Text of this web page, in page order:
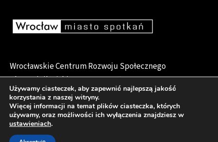
Wrocławskie Centrum Rozwoju Społecznego
pl. Dominikański 6, 50-159 Wrocław
Deklaracja dostępności
Używamy ciasteczek, aby zapewnić najlepszą jakość
korzystania z naszej witryny.
Więcej informacji na temat plików ciasteczka, których
używamy, oraz możliwości ich wyłączenia znajdziesz w
ustawieniach.